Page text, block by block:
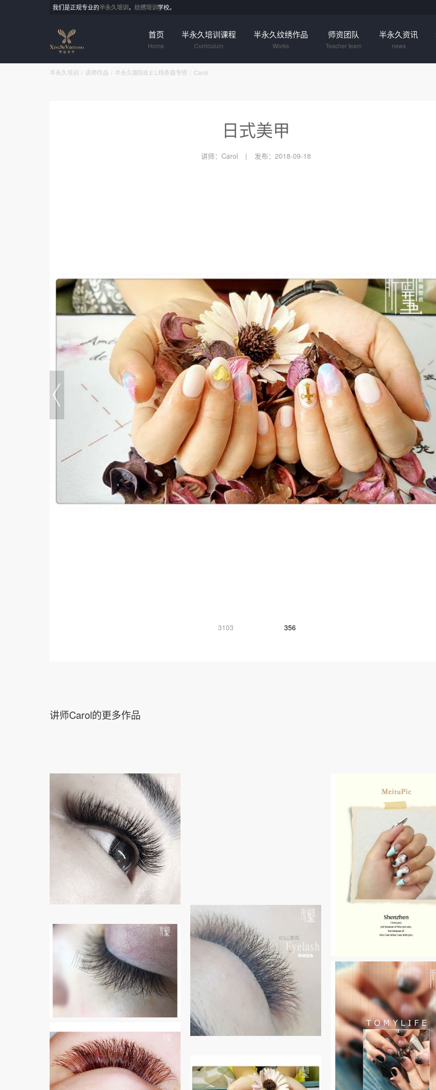
我们是正规专业的半永久培训， 纹绣培训学校。
首页
Home
半永久培训课程
Curriculum
半永久纹绣作品
Works
师资团队
Teacher team
半永久资讯
news
半永久培训 讲师作品 半永久国际B.E.L线条眉专修 Carol
日式美甲
讲师：Carol 发布：2018-09-18
3103 356
讲师Carol的更多作品